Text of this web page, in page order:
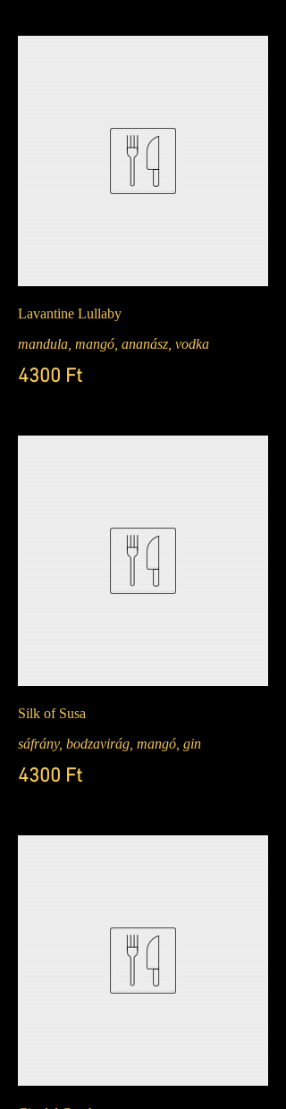
Lavantine Lullaby
mandula, mangó, ananász, vodka
4300 Ft
Silk of Susa
sáfrány, bodzavirág, mangó, gin
4300 Ft